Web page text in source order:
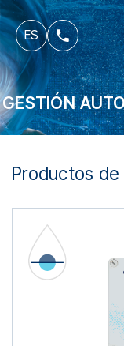
ES
fr
it
GESTIÓN
Productos